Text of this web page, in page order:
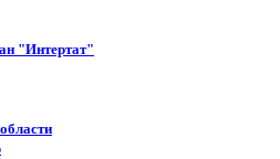
"Интертат"